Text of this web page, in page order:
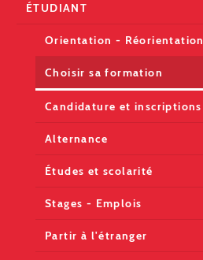
ÉTUDIANT
Orientation - Réorientation
Choisir sa formation
Candidature et inscriptions
Alternance
Études et scolarité
Stages - Emplois
Partir à l'étranger